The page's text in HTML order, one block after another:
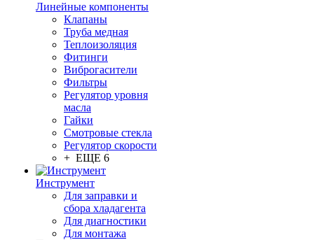
Линейные компоненты
Клапаны
Труба медная
Теплоизоляция
Фитинги
Виброгасители
Фильтры
Регулятор уровня
масла
Гайки
Смотровые стекла
Регулятор скорости
+ ЕЩЕ 6
Инструмент
Для заправки и
сбора хладагента
Для диагностики
Для монтажа